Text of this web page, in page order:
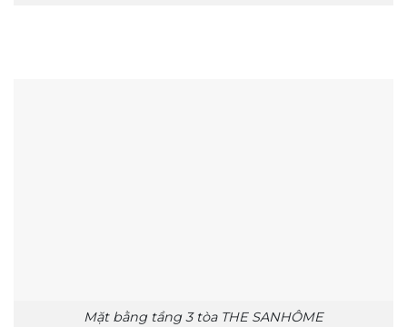
Mặt bằng tầng 3 tòa THE SANHÔME